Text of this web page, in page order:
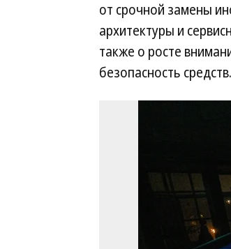
от срочной замены
архитектуры и
также о росте
безопасность средств.